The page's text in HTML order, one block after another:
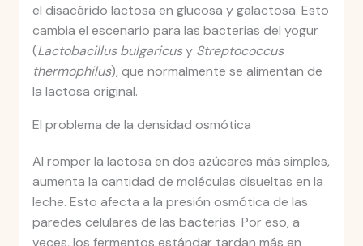
el disacárido lactosa en glucosa y galactosa. Esto
cambia el escenario para las bacterias del yogur
(Lactobacillus bulgaricusy Streptococcus
thermophilus), que normalmente se alimentan de
la lactosa original.
El problema de la densidad osmótica
Al romper la lactosa en dos azúcares más simples,
aumenta la cantidad de moléculas disueltas en la
leche. Esto afecta a la presión osmótica de las
paredes celulares de las bacterias. Por eso, a
veces, los fermentos estándar tardan más en